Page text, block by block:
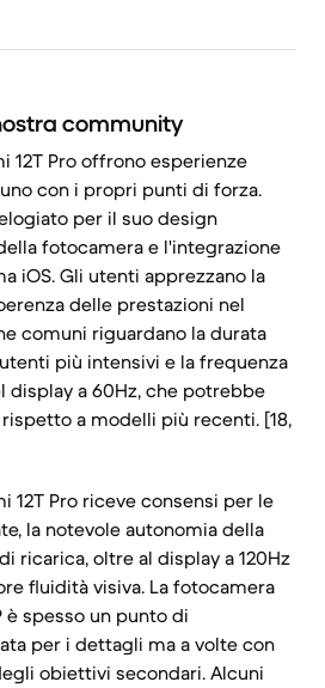
community
12T Pro offrono esperienze
con i propri punti di forza.
per il suo design
fotocamera e l'integrazione
iOS. Gli utenti apprezzano la
delle prestazioni nel
comuni riguardano la durata
più intensivi e la frequenza
display a 60Hz, che potrebbe
a modelli più recenti. [18,
12T Pro riceve consensi per le
la notevole autonomia della
ricarica, oltre al display a 120Hz
fluidità visiva. La fotocamera
spesso un punto di
per i dettagli ma a volte con
obiettivi secondari. Alcuni